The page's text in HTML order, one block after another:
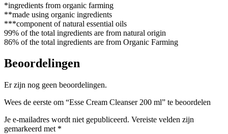
*ingredients from organic farming
**made using organic ingredients
***component of natural essential oils
99% of the total ingredients are from natural origin
86% of the total ingredients are from Organic Farming
Beoordelingen
Er zijn nog geen beoordelingen.
Wees de eerste om “Esse Cream Cleanser 200 ml” te beoordelen
Je e-mailadres wordt niet gepubliceerd. Vereiste velden zijn
gemarkeerd met *